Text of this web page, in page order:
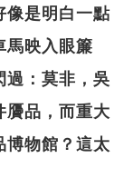
是明白一點
馬映入眼簾
過：莫非，吳
贗品，而重大
博物館？這太